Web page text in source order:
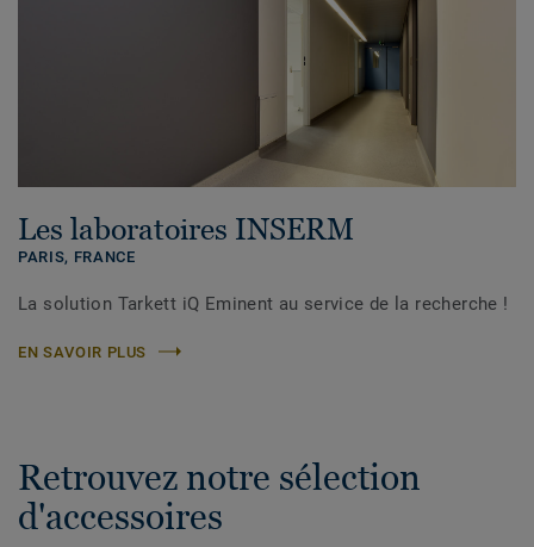
Les laboratoires INSERM
PARIS, FRANCE
La solution Tarkett iQ Eminent au service de la recherche !
EN SAVOIR PLUS
Retrouvez notre sélection
d'accessoires